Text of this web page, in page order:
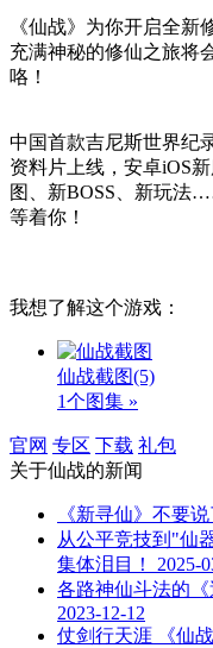
《仙战》为你开启全新
充满神秘的修仙之旅将
咯！
中国首款吉尼斯世界纪
资料片上线，安卓iOS
图、新BOSS、新玩法
等着你！
我想了解这个游戏：
仙战截图(5)
1个图集 »
官网 专区 下载 礼包
关于仙战的新闻
《新寻仙》不要
从公平竞技到"仙
集体泪目！
2025-
各路神仙斗法的
2023-12-12
仗剑行天涯 《仙